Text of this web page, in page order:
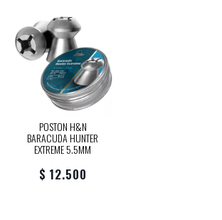
POSTON H&N
BARACUDA HUNTER
EXTREME 5.5MM
$ 12.500